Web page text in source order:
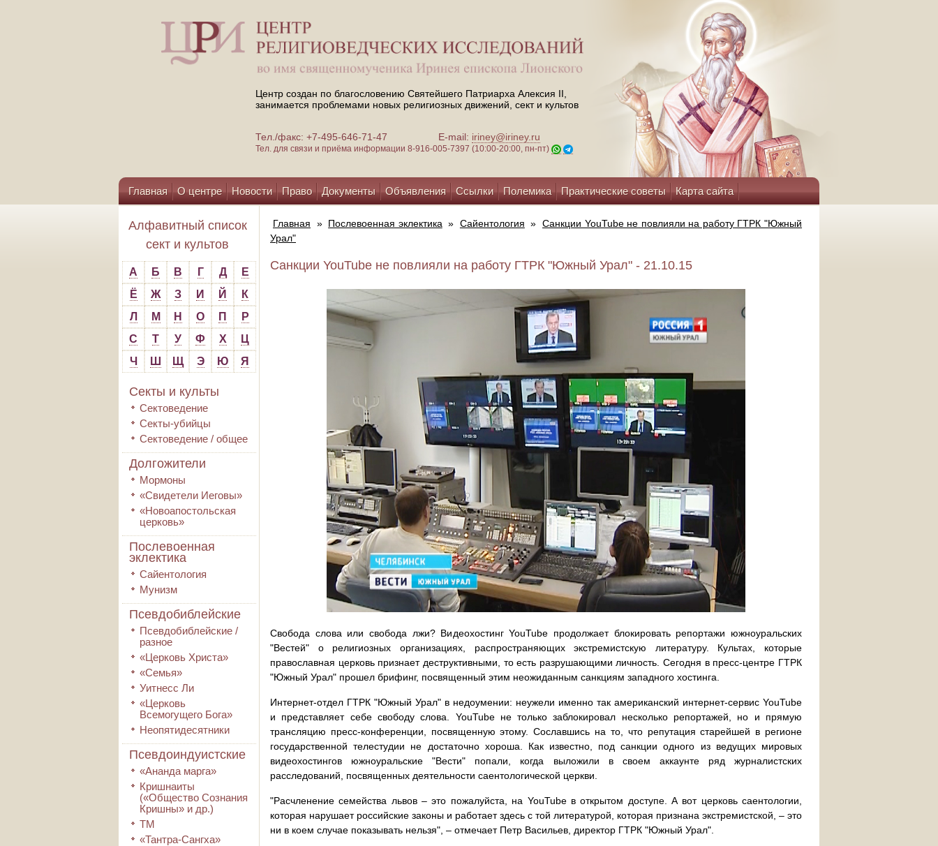
Центр создан по благословению Святейшего Патриарха Алексия II,
занимается проблемами новых религиозных движений, сект и культов
Тел./факс: +7-495-646-71-47 E-mail: iriney@iriney.ru
Тел. для связи и приёма информации 8-916-005-7397 (10:00-20:00, пн-пт)
Главная О центре Новости Право Документы Объявления Ссылки Полемика Практические советы Карта сайта
Помощь центру
Алфавитный список
сект и культов
А Б В Г Д
Е
Ё
Ж З И Й
К
Л
М Н О П
Р
С
Т У Ф Х
Ц
Ч
Ш Щ Э Ю Я
Секты и культы
Сектоведение
Секты-убийцы
Сектоведение / общее
Долгожители
Мормоны
«Свидетели Иеговы»
«Новоапостольская
церковь»
Послевоенная
эклектика
Сайентология
Мунизм
Псевдобиблейские
Псевдобиблейские /
разное
«Церковь Христа»
«Семья»
Уитнесс Ли
«Церковь
Всемогущего Бога»
Неопятидесятники
Псевдоиндуистские
«Ананда марга»
Кришнаиты
(«Общество Сознания
Кришны» и др.)
ТМ
«Тантра-Сангха»
Главная » Послевоенная эклектика » Сайентология » Санкции YouTube не повлияли на работу ГТРК "Южный
Урал"
Санкции YouTube не повлияли на работу ГТРК "Южный Урал" - 21.10.15
Свобода слова или свобода лжи? Видеохостинг YouTube продолжает блокировать репортажи южноуральских
"Вестей" о религиозных организациях, распространяющих экстремистскую литературу. Культах, которые
православная церковь признает деструктивными, то есть разрушающими личность. Сегодня в пресс-центре ГТРК
"Южный Урал" прошел брифинг, посвященный этим неожиданным санкциям западного хостинга.
Интернет-отдел ГТРК "Южный Урал" в недоумении: неужели именно так американский интернет-сервис YouTube
и представляет себе свободу слова. YouTube не только заблокировал несколько репортажей, но и прямую
трансляцию пресс-конференции, посвященную этому. Сославшись на то, что репутация старейшей в регионе
государственной телестудии не достаточно хороша. Как известно, под санкции одного из ведущих мировых
видеохостингов южноуральские "Вести" попали, когда выложили в своем аккаунте ряд журналистских
расследований, посвященных деятельности саентологической церкви.
"Расчленение семейства львов – это пожалуйста, на YouTube в открытом доступе. А вот церковь саентологии,
которая нарушает российские законы и работает здесь с той литературой, которая признана экстремистской, – это
ни в коем случае показывать нельзя", – отмечает Петр Васильев, директор ГТРК "Южный Урал".